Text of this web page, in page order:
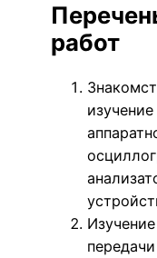
работ